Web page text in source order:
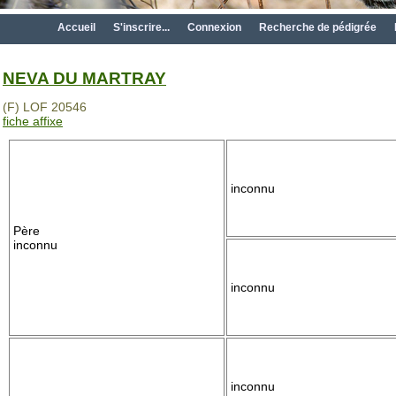
Accueil S'inscrire... Connexion Recherche de pédigrée
NEVA DU MARTRAY
(F) LOF 20546
fiche affixe
Père
inconnu
inconnu
inconnu
inconnu